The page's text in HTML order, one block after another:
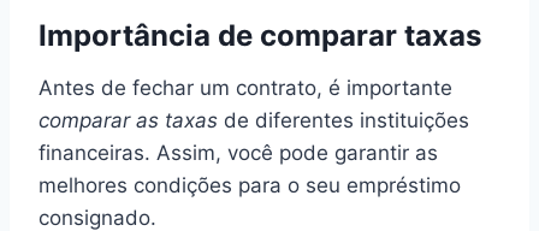
Importância de comparar taxas
Antes de fechar um contrato, é importante
comparar as taxas de diferentes instituições
financeiras. Assim, você pode garantir as
melhores condições para o seu empréstimo
consignado.